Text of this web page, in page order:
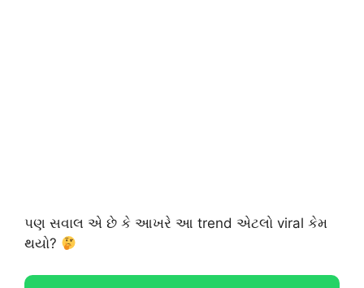
પણ સવાલ એ છે કે આખરે આ trend એટલો viral કેમ
થયો?